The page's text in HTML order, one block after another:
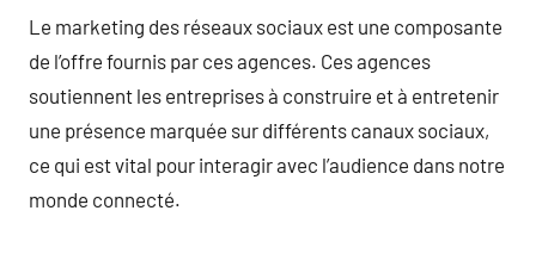
Le marketing des réseaux sociaux est une composante
de l’offre fournis par ces agences. Ces agences
soutiennent les entreprises à construire et à entretenir
une présence marquée sur différents canaux sociaux,
ce qui est vital pour interagir avec l’audience dans notre
monde connecté.